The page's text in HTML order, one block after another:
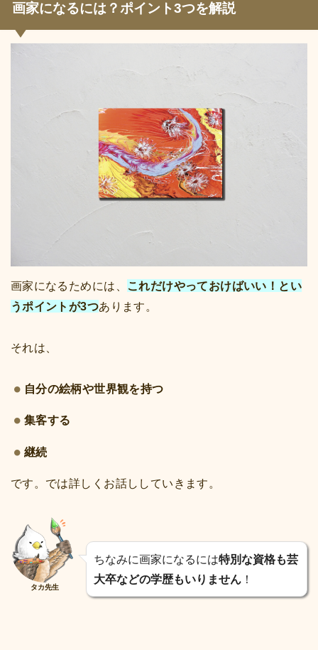
画家になるには？ポイント3つを解説
画家になるためには、 これだけやっておけばいい！とい
うポイントが3つあります。
それは、
自分の絵柄や世界観を持つ
集客する
継続
です。では詳しくお話ししていきます。
タカ先生
ちなみに画家になるには特別な資格も芸
大卒などの学歴もいりません！